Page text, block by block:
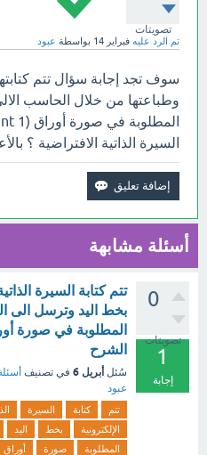
تصويتات
تم الرد عليه فبراير 14 بواسطة عبود
سوف تجد إجابة سؤال تتم
وطباعتها من خلال الحاسب
السيرة الذاتية الافتراضية ؟
أسئلة مشابهة
0
تصويتات
1
إجابة
تتم كتابة السيرة
بخط اليد وترسل الى
المطلوبة في صورة
الشرح
سُئل أبريل 6 في تصنيف
عبود
تتم كتابة السيرة
الإلكترونية
بخط اليد
المطلوبة
صورة أوراق